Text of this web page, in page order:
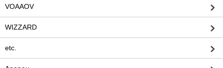
VOAAOV
WIZZARD
etc.